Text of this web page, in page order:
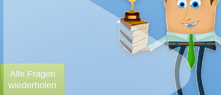
Alle Fragen
wiederholen